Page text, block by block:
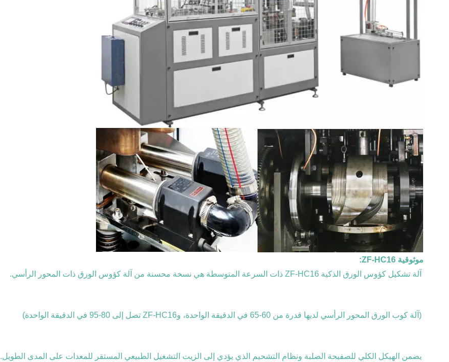
موثوقية ZF-HC16:
آلة تشكيل كؤوس الورق الذكية ZF-HC16 ذات السرعة المتوسطة هي نسخة محسنة من آلة كؤوس الورق ذات المحور الرأسي.
(آلة كوب الورق المحور الرأسي لديها قدرة من 60-65 في الدقيقة الواحدة، وZF-HC16 تصل إلى 80-95 في الدقيقة الواحدة)
يضمن الهيكل الكلي للصفيحة الصلبة ونظام التشحيم الذي يؤدي إلى الزيت التشغيل الطبيعي المستقر للمعدات على المدى الطويل.